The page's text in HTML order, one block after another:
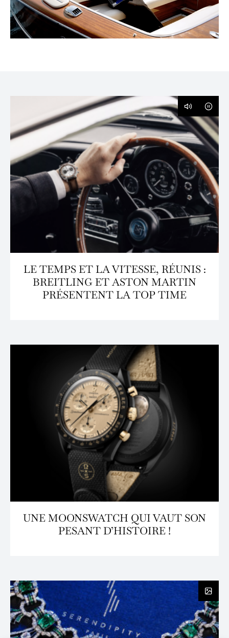
LE TEMPS ET LA VITESSE, RÉUNIS :
BREITLING ET ASTON MARTIN
PRÉSENTENT LA TOP TIME
UNE MOONSWATCH QUI VAUT SON
PESANT D’HISTOIRE !